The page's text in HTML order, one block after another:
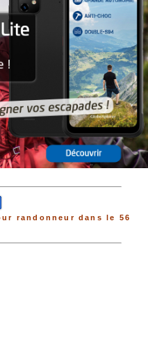
randonneur dans le 56